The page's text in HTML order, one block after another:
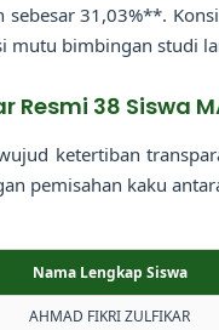
sebesar 31,03%**.
mutu bimbingan studi
Resmi 38 Siswa
ketertiban
pemisahan kaku
Nama Lengkap Siswa
AHMAD FIKRI ZULFIKAR